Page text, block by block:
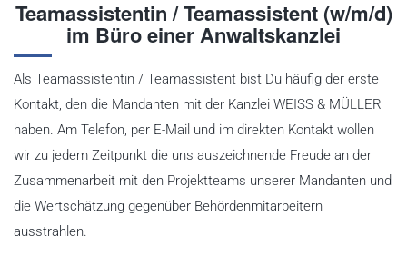
Teamassistentin / Teamassistent (w/m/d)
im Büro einer Anwaltskanzlei
Als Teamassistentin / Teamassistent bist Du häufig der erste
Kontakt, den die Mandanten mit der Kanzlei WEISS & MÜLLER
haben. Am Telefon, per E-Mail und im direkten Kontakt wollen
wir zu jedem Zeitpunkt die uns auszeichnende Freude an der
Zusammenarbeit mit den Projektteams unserer Mandanten und
die Wertschätzung gegenüber Behördenmitarbeitern
ausstrahlen.